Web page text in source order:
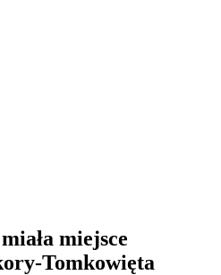
miejsce
Tomkowięta